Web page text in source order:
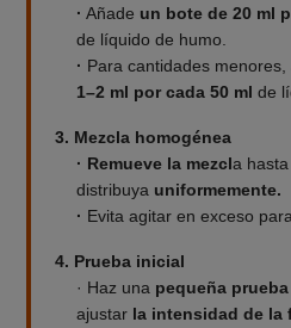
· Añade un bote de 20 ml
de líquido de humo.
· Para cantidades
1–2 ml por cada 50 ml de
3. Mezcla homogénea
· Remueve la mezcla
distribuya uniformemente.
· Evita agitar en exceso para
4. Prueba inicial
· Haz una pequeña prueba
ajustarla intensidad de la